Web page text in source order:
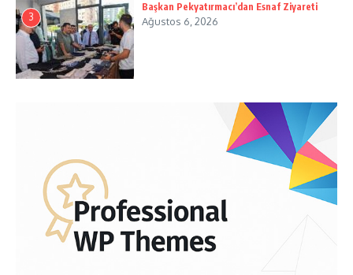
3
Başkan Pekyatırmacı’dan Esnaf Ziyareti
Ağustos 6, 2026